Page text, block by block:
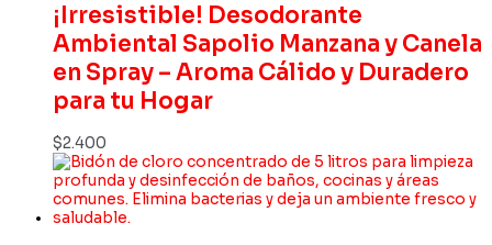
¡Irresistible! Desodorante
Ambiental Sapolio Manzana y Canela
en Spray – Aroma Cálido y Duradero
para tu Hogar
$2.400